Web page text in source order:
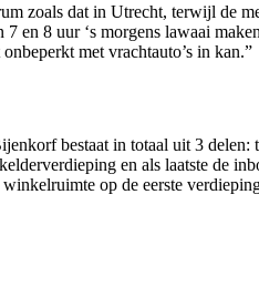
zoals dat in Utrecht, terwijl de
en 8 uur ‘s morgens lawaai
met vrachtauto’s in kan.”
bestaat in totaal uit 3
en als laatste de
op de eerste